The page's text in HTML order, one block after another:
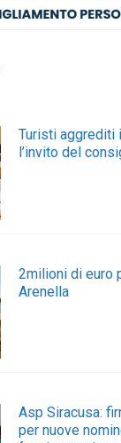
Turisti aggrediti
l’invito del
2milioni di euro
Arenella
Asp Siracusa:
per nuove